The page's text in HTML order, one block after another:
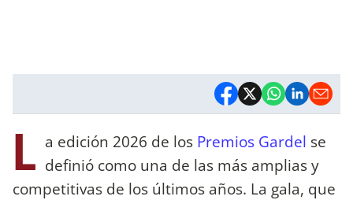
L a edición 2026 de los Premios Gardel se
definió como una de las más amplias y
competitivas de los últimos años. La gala, que